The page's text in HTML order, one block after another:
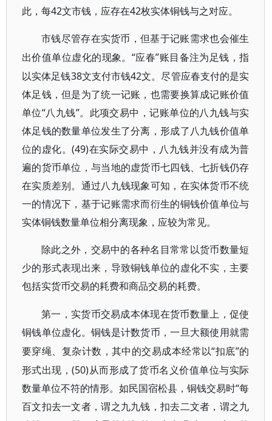
此，每42文市钱，应存在42枚实体铜钱与之对应。
市钱尽管存在实货币，但基于记账需求也会催生
出价值单位虚化的现象。 “应春”账目备注为足钱，指
以实体足钱38文支付市钱42文。尽管应春支付的是实
体足钱，但是为了统一记账，也需要换算成记账价值
单位“八九钱”。此项交易中，记账单位的八九钱与实
体足钱的数量单位发生了分离，形成了八九钱价值单
位的虚化。(49)在实际交易中，八九钱并没有成为普
遍的货币单位，与当地的虚货币七四钱、七折钱仍存
在实质差别。通过八九钱现象可知，在实体货币不统
一的情况下，基于记账需求而衍生的铜钱价值单位与
实体铜钱数量单位相分离现象，应较为常见。
除此之外，交易中的各种名目常常以货币数量短
少的形式表现出来，导致铜钱单位的虚化不实，主要
包括实货币交易的耗费和商品交易的耗费。
第一，实货币交易成本体现在货币数量上，促使
铜钱单位虚化。铜钱是计数货币，一旦大额使用就需
要穿绳、复杂计数，其中的交易成本经常以“扣底”的
形式出现，(50)从而形成了货币名义价值单位与实际
数量单位不符的情形。如民国宿松县，铜钱交易时“每
百文扣去一文者，谓之九九钱，扣去二文者，谓之九